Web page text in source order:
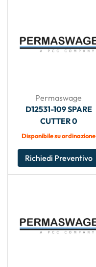
Permaswage
D12531-109 SPARE
CUTTER 0
Disponibile su ordinazione
Richiedi Preventivo